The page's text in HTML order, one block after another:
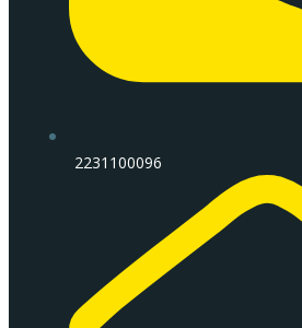
2231100096